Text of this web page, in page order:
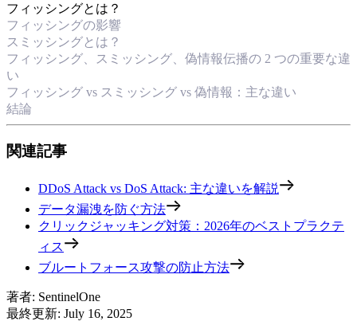
フィッシングとは？
フィッシングの影響
スミッシングとは？
フィッシング、スミッシング、偽情報伝播の 2 つの重要な違
い
フィッシング vs スミッシング vs 偽情報：主な違い
結論
関連記事
DDoS Attack vs DoS Attack: 主な違いを解説
データ漏洩を防ぐ方法
クリックジャッキング対策：2026年のベストプラクテ
ィス
ブルートフォース攻撃の防止方法
著者: SentinelOne
最終更新: July 16, 2025